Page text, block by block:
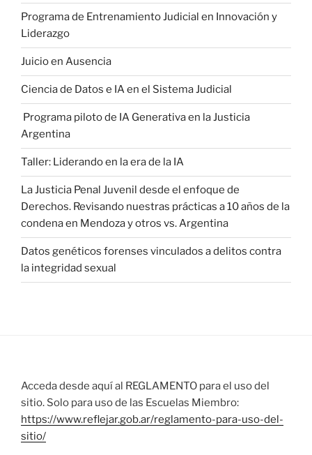
Programa de Entrenamiento Judicial en Innovación y
Liderazgo
Juicio en Ausencia
Ciencia de Datos e IA en el Sistema Judicial
Programa piloto de IA Generativa en la Justicia
Argentina
Taller: Liderando en la era de la IA
La Justicia Penal Juvenil desde el enfoque de
Derechos. Revisando nuestras prácticas a 10 años de la
condena en Mendoza y otros vs. Argentina
Datos genéticos forenses vinculados a delitos contra
la integridad sexual
Acceda desde aquí al REGLAMENTO para el uso del
sitio. Solo para uso de las Escuelas Miembro:
https://www.reflejar.gob.ar/reglamento-para-uso-del-
sitio/